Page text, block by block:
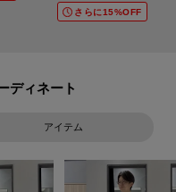
さらに15%OFF
アイテム